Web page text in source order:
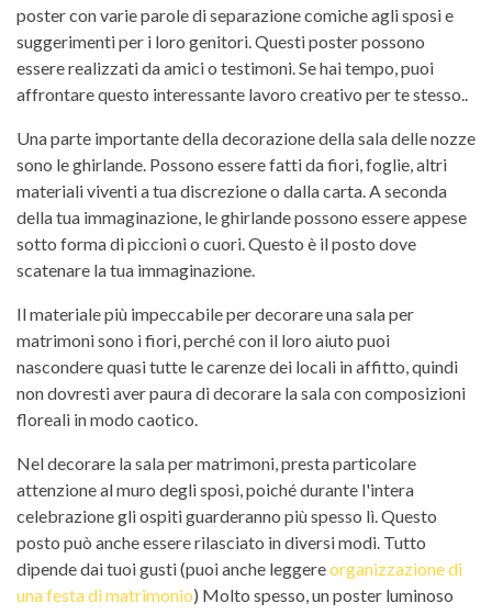
poster con varie parole di separazione comiche agli sposi e
suggerimenti per i loro genitori. Questi poster possono
essere realizzati da amici o testimoni. Se hai tempo, puoi
affrontare questo interessante lavoro creativo per te stesso..
Una parte importante della decorazione della sala delle nozze
sono le ghirlande. Possono essere fatti da fiori, foglie, altri
materiali viventi a tua discrezione o dalla carta. A seconda
della tua immaginazione, le ghirlande possono essere appese
sotto forma di piccioni o cuori. Questo è il posto dove
scatenare la tua immaginazione.
Il materiale più impeccabile per decorare una sala per
matrimoni sono i fiori, perché con il loro aiuto puoi
nascondere quasi tutte le carenze dei locali in affitto, quindi
non dovresti aver paura di decorare la sala con composizioni
floreali in modo caotico.
Nel decorare la sala per matrimoni, presta particolare
attenzione al muro degli sposi, poiché durante l'intera
celebrazione gli ospiti guarderanno più spesso lì. Questo
posto può anche essere rilasciato in diversi modi. Tutto
dipende dai tuoi gusti (puoi anche leggereorganizzazione di
una festa di matrimonio) Molto spesso, un poster luminoso